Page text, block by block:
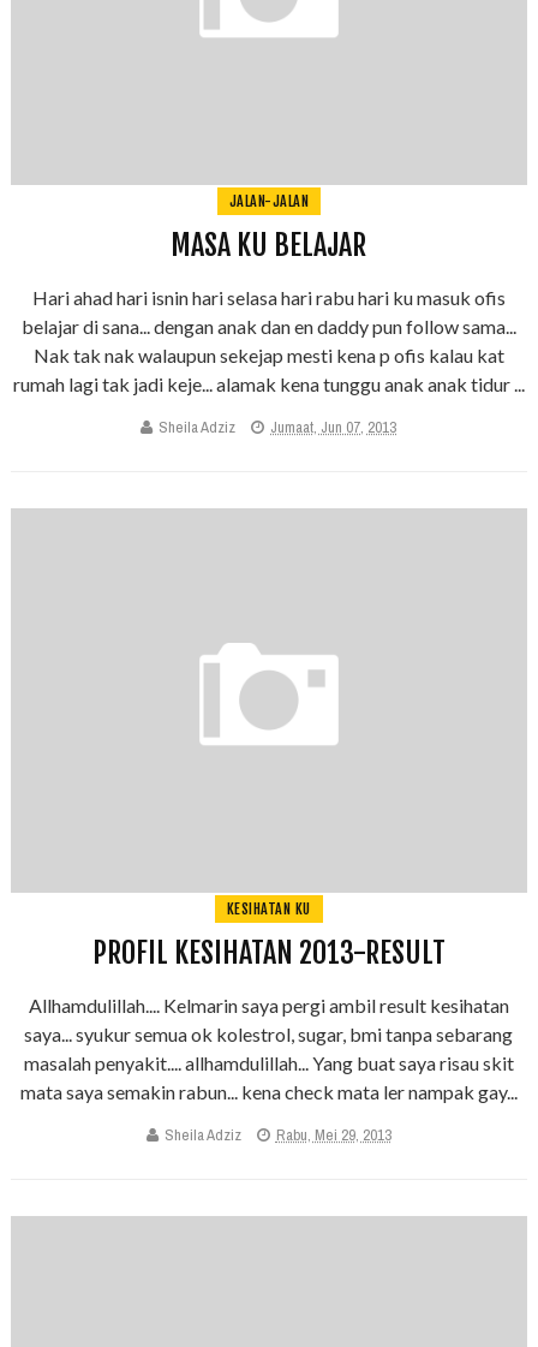
JALAN-JALAN
MASA KU BELAJAR
Hari ahad hari isnin hari selasa hari rabu hari ku masuk ofis
belajar di sana... dengan anak dan en daddy pun follow sama...
Nak tak nak walaupun sekejap mesti kena p ofis kalau kat
rumah lagi tak jadi keje... alamak kena tunggu anak anak tidur ...
Sheila Adziz Jumaat, Jun 07, 2013
KESIHATAN KU
PROFIL KESIHATAN 2013-RESULT
Allhamdulillah.... Kelmarin saya pergi ambil result kesihatan
saya... syukur semua ok kolestrol, sugar, bmi tanpa sebarang
masalah penyakit.... allhamdulillah... Yang buat saya risau skit
mata saya semakin rabun... kena check mata ler nampak gay...
Sheila Adziz Rabu, Mei 29, 2013